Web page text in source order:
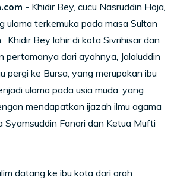
- Khidir Bey, cucu Nasruddin Hoja,
ulama terkemuka pada masa Sultan
Khidir Bey lahir di kota Sivrihisar dan
pertamanya dari ayahnya, Jalaluddin
pergi ke Bursa, yang merupakan ibu
ulama pada usia muda, yang
mendapatkan ijazah ilmu agama
Syamsuddin Fanari dan Ketua Mufti
datang ke ibu kota dari arah